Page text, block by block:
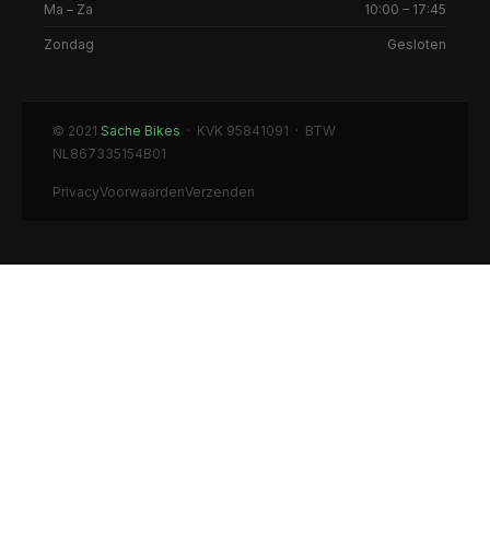
Ma – Za 10:00 – 17:45
Zondag Gesloten
© 2021 Sache Bikes · KVK 95841091 · BTW
NL867335154B01
PrivacyVoorwaardenVerzenden